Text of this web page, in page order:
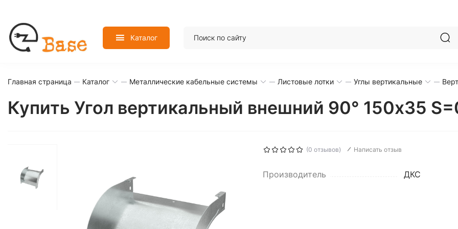
Каталог
Главная страница Каталог Металлические кабельные системы Листовые лотки Углы вертикальные
Купить Угол вертикальный внешний 90° 150x35
(0 отзывов) Написать отзыв
Производитель ДКС